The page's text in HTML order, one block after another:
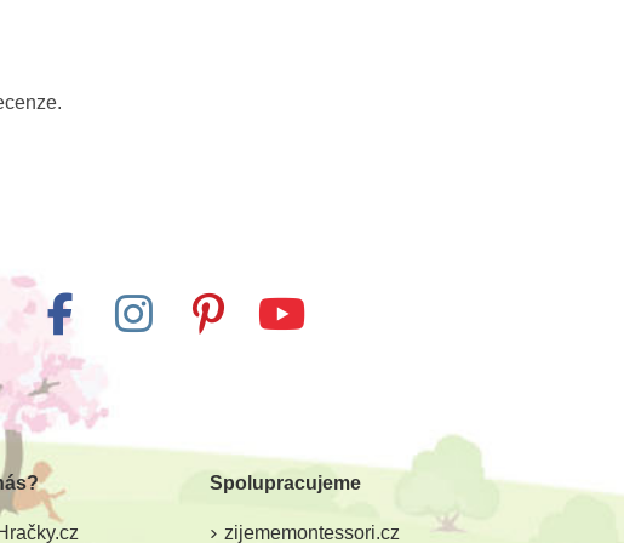
Skladem
Ltd. Ovce domácí
175 Kč
Spolupracujeme
zijememontessori.cz